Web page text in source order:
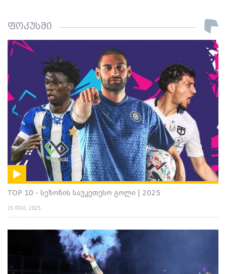
ფოკუსში
TOP 10 - სეზონის საუკეთესო გოლი | 2025
25 დეკ. 2025